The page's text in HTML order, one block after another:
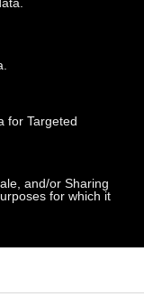
for Targeted
and/or Sharing
for which it
Καμπαγιάννη